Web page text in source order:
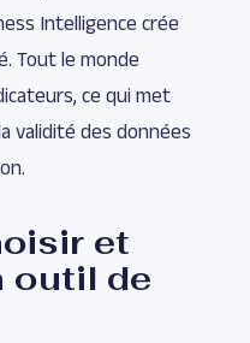
Intelligence crée
Tout le monde
ce qui met
validité des données
et
outil de